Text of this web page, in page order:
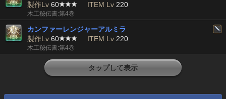
製作Lv 60 ITEM Lv 220
木工秘伝書:第4巻
カンファーレンジャーアルミラ
製作Lv 60 ITEM Lv 220
木工秘伝書:第4巻
タップして表示